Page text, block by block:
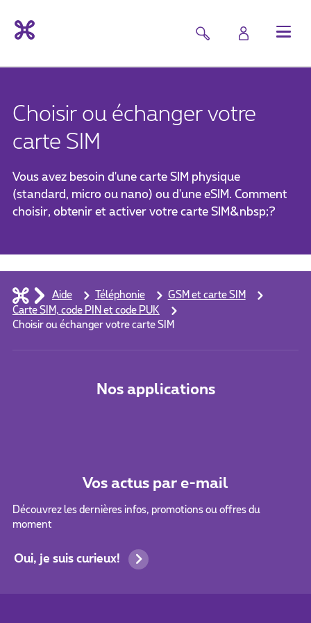
Choisir ou échanger votre
carte SIM
Vous avez besoin d'une carte SIM physique
(standard, micro ou nano) ou d'une eSIM. Comment
choisir, obtenir et activer votre carte SIM&nbsp;?
Aide Téléphonie
GSM et carte SIM
Carte SIM, code PIN et code PUK
Choisir ou échanger votre carte SIM
Nos applications
Vos actus par e-mail
Découvrez les dernières infos, promotions ou offres du
moment
Oui, je suis curieux!